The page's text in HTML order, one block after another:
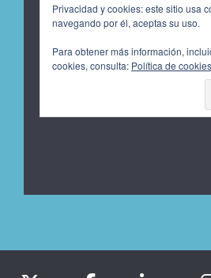
Privacidad y cookies: este sitio usa
navegando por él, aceptas su uso.
Para obtener más información,
cookies, consulta: Política de cookies